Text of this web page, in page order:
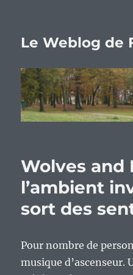
Le Weblog de
Wolves and
l’ambient
sort des
Pour nombre de
musique d’ascenseur.